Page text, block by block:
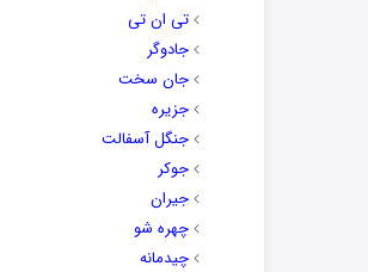
تی ان تی
جادوگر
جان سخت
جزیره
جنگل آسفالت
جوکر
جیران
چهره شو
چیدمانه